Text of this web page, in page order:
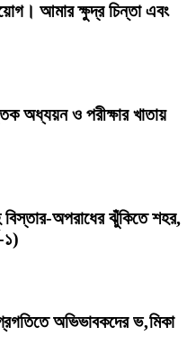
আমার ক্ষুদ্র চিন্তা এবং
অধ্যয়ন ও পরীক্ষার খাতায়
অপরাধের ঝুঁকিতে শহর,
১)
অভিভাবকদের ভ‚মিকা